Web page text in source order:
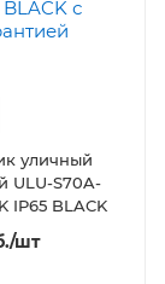
уличный
ULU-S70A-
IP65 BLACK
/шт